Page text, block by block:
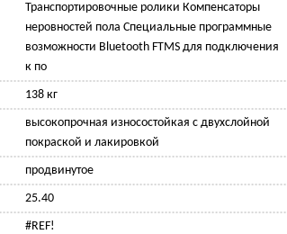
Транспортировочные ролики Компенсаторы
неровностей пола Специальные программные
возможности Bluetooth FTMS для подключения
к по
138 кг
высокопрочная износостойкая с двухслойной
покраской и лакировкой
продвинутое
25.40
#REF!